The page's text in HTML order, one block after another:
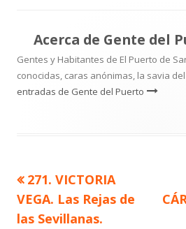
Acerca de Gente del
Gentes y Habitantes de El Puerto de
conocidas, caras anónimas, la savia
entradas de Gente del Puerto
Navegación
de
Artículo
anterior
271. VICTORIA
VEGA. Las Rejas de
las Sevillanas.